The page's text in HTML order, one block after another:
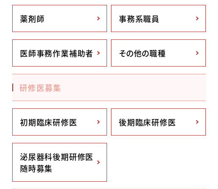
薬剤師 事務系職員
医師事務作業補助者 その他の職種
研修医募集
初期臨床研修医 後期臨床研修医
泌尿器科後期研修医
随時募集